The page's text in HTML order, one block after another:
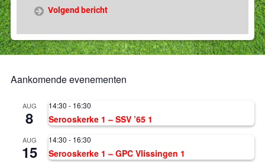
Volgend bericht
Aankomende evenementen
AUG
8
14:30 - 16:30
Serooskerke 1 – SSV ’65 1
AUG
15
14:30 - 16:30
Serooskerke 1 – GPC Vlissingen 1